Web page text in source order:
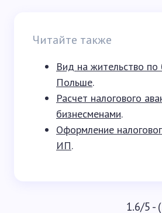
Читайте также
Вид на жительство по
Польше.
Расчет налогового
бизнесменами.
Оформление
ИП.
1.6/5 -